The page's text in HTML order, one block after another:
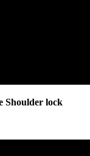
Shoulder lock